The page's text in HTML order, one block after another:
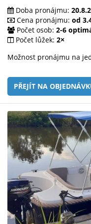
Doba pronájmu:
Cena pronájmu: od
Počet osob: 2-6
Počet lůžek: 2×
Možnost pronájmu na
PŘEJÍT NA